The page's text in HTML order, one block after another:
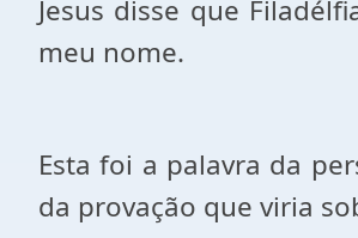
Jesus disse que
meu nome.
Esta foi a palavra da
da provação que viria